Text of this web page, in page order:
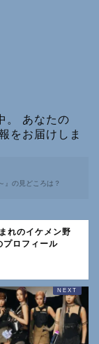
。 あなたの
をお届けしま
』の見どころは？
れのイケメン野
プロフィール